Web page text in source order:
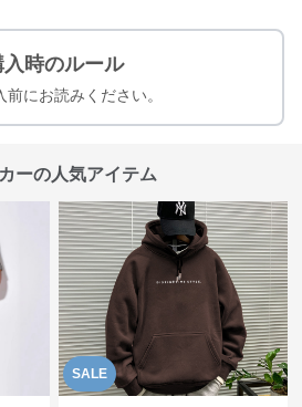
入時のルール
前にお読みください。
ーの人気アイテム
SALE